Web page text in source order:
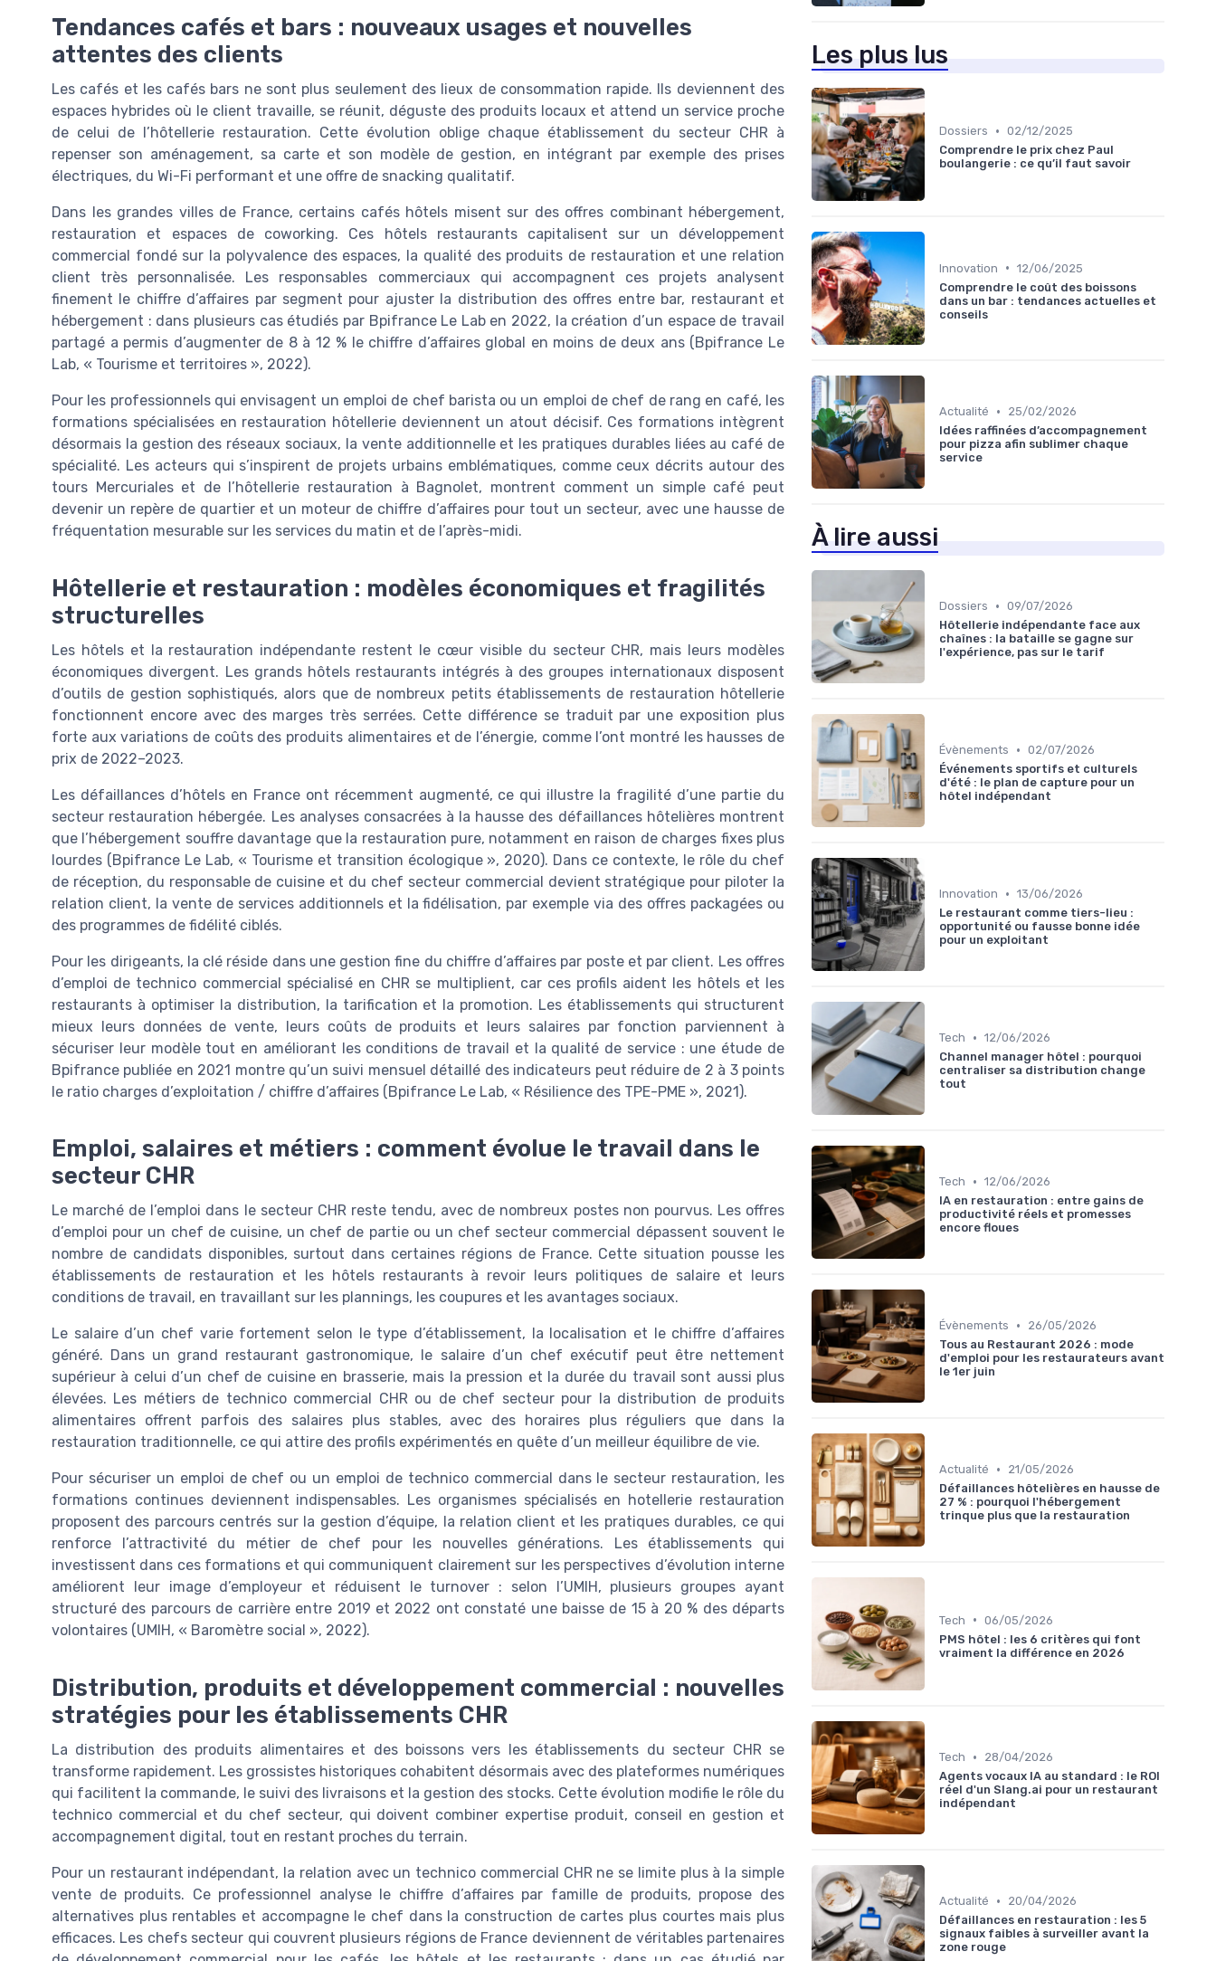
Tendances cafés et bars : nouveaux usages et nouvelles
attentes des clients
Les cafés et les cafés bars ne sont plus seulement des lieux de consommation rapide. Ils deviennent des
espaces hybrides où le client travaille, se réunit, déguste des produits locaux et attend un service proche
de celui de l’hôtellerie restauration. Cette évolution oblige chaque établissement du secteur CHR à
repenser son aménagement, sa carte et son modèle de gestion, en intégrant par exemple des prises
électriques, du Wi-Fi performant et une offre de snacking qualitatif.
Dans les grandes villes de France, certains cafés hôtels misent sur des offres combinant hébergement,
restauration et espaces de coworking. Ces hôtels restaurants capitalisent sur un développement
commercial fondé sur la polyvalence des espaces, la qualité des produits de restauration et une relation
client très personnalisée. Les responsables commerciaux qui accompagnent ces projets analysent
finement le chiffre d’affaires par segment pour ajuster la distribution des offres entre bar, restaurant et
hébergement : dans plusieurs cas étudiés par Bpifrance Le Lab en 2022, la création d’un espace de travail
partagé a permis d’augmenter de 8 à 12 % le chiffre d’affaires global en moins de deux ans (Bpifrance Le
Lab, « Tourisme et territoires », 2022).
Pour les professionnels qui envisagent un emploi de chef barista ou un emploi de chef de rang en café, les
formations spécialisées en restauration hôtellerie deviennent un atout décisif. Ces formations intègrent
désormais la gestion des réseaux sociaux, la vente additionnelle et les pratiques durables liées au café de
spécialité. Les acteurs qui s’inspirent de projets urbains emblématiques, comme ceux décrits autour des
tours Mercuriales et de l’hôtellerie restauration à Bagnolet, montrent comment un simple café peut
devenir un repère de quartier et un moteur de chiffre d’affaires pour tout un secteur, avec une hausse de
fréquentation mesurable sur les services du matin et de l’après-midi.
Hôtellerie et restauration : modèles économiques et fragilités
structurelles
Les hôtels et la restauration indépendante restent le cœur visible du secteur CHR, mais leurs modèles
économiques divergent. Les grands hôtels restaurants intégrés à des groupes internationaux disposent
d’outils de gestion sophistiqués, alors que de nombreux petits établissements de restauration hôtellerie
fonctionnent encore avec des marges très serrées. Cette différence se traduit par une exposition plus
forte aux variations de coûts des produits alimentaires et de l’énergie, comme l’ont montré les hausses de
prix de 2022–2023.
Les défaillances d’hôtels en France ont récemment augmenté, ce qui illustre la fragilité d’une partie du
secteur restauration hébergée. Les analyses consacrées à la hausse des défaillances hôtelières montrent
que l’hébergement souffre davantage que la restauration pure, notamment en raison de charges fixes plus
lourdes (Bpifrance Le Lab, « Tourisme et transition écologique », 2020). Dans ce contexte, le rôle du chef
de réception, du responsable de cuisine et du chef secteur commercial devient stratégique pour piloter la
relation client, la vente de services additionnels et la fidélisation, par exemple via des offres packagées ou
des programmes de fidélité ciblés.
Pour les dirigeants, la clé réside dans une gestion fine du chiffre d’affaires par poste et par client. Les offres
d’emploi de technico commercial spécialisé en CHR se multiplient, car ces profils aident les hôtels et les
restaurants à optimiser la distribution, la tarification et la promotion. Les établissements qui structurent
mieux leurs données de vente, leurs coûts de produits et leurs salaires par fonction parviennent à
sécuriser leur modèle tout en améliorant les conditions de travail et la qualité de service : une étude de
Bpifrance publiée en 2021 montre qu’un suivi mensuel détaillé des indicateurs peut réduire de 2 à 3 points
le ratio charges d’exploitation / chiffre d’affaires (Bpifrance Le Lab, « Résilience des TPE-PME », 2021).
Emploi, salaires et métiers : comment évolue le travail dans le
secteur CHR
Le marché de l’emploi dans le secteur CHR reste tendu, avec de nombreux postes non pourvus. Les offres
d’emploi pour un chef de cuisine, un chef de partie ou un chef secteur commercial dépassent souvent le
nombre de candidats disponibles, surtout dans certaines régions de France. Cette situation pousse les
établissements de restauration et les hôtels restaurants à revoir leurs politiques de salaire et leurs
conditions de travail, en travaillant sur les plannings, les coupures et les avantages sociaux.
Le salaire d’un chef varie fortement selon le type d’établissement, la localisation et le chiffre d’affaires
généré. Dans un grand restaurant gastronomique, le salaire d’un chef exécutif peut être nettement
supérieur à celui d’un chef de cuisine en brasserie, mais la pression et la durée du travail sont aussi plus
élevées. Les métiers de technico commercial CHR ou de chef secteur pour la distribution de produits
alimentaires offrent parfois des salaires plus stables, avec des horaires plus réguliers que dans la
restauration traditionnelle, ce qui attire des profils expérimentés en quête d’un meilleur équilibre de vie.
Pour sécuriser un emploi de chef ou un emploi de technico commercial dans le secteur restauration, les
formations continues deviennent indispensables. Les organismes spécialisés en hotellerie restauration
proposent des parcours centrés sur la gestion d’équipe, la relation client et les pratiques durables, ce qui
renforce l’attractivité du métier de chef pour les nouvelles générations. Les établissements qui
investissent dans ces formations et qui communiquent clairement sur les perspectives d’évolution interne
améliorent leur image d’employeur et réduisent le turnover : selon l’UMIH, plusieurs groupes ayant
structuré des parcours de carrière entre 2019 et 2022 ont constaté une baisse de 15 à 20 % des départs
volontaires (UMIH, « Baromètre social », 2022).
Distribution, produits et développement commercial : nouvelles
stratégies pour les établissements CHR
La distribution des produits alimentaires et des boissons vers les établissements du secteur CHR se
transforme rapidement. Les grossistes historiques cohabitent désormais avec des plateformes numériques
qui facilitent la commande, le suivi des livraisons et la gestion des stocks. Cette évolution modifie le rôle du
technico commercial et du chef secteur, qui doivent combiner expertise produit, conseil en gestion et
accompagnement digital, tout en restant proches du terrain.
Pour un restaurant indépendant, la relation avec un technico commercial CHR ne se limite plus à la simple
vente de produits. Ce professionnel analyse le chiffre d’affaires par famille de produits, propose des
alternatives plus rentables et accompagne le chef dans la construction de cartes plus courtes mais plus
efficaces. Les chefs secteur qui couvrent plusieurs régions de France deviennent de véritables partenaires
Les plus lus
Dossiers • 02/12/2025
Comprendre le prix chez Paul
boulangerie : ce qu’il faut savoir
Innovation • 12/06/2025
Comprendre le coût des boissons
dans un bar : tendances actuelles et
conseils
Actualité •
25/02/2026
Idées raffinées d’accompagnement
pour pizza afin sublimer chaque
service
À lire aussi
Dossiers • 09/07/2026
Hôtellerie indépendante face aux
chaînes : la bataille se gagne sur
l'expérience, pas sur le tarif
Évènements • 02/07/2026
Événements sportifs et culturels
d'été : le plan de capture pour un
hôtel indépendant
Innovation • 13/06/2026
Le restaurant comme tiers-lieu :
opportunité ou fausse bonne idée
pour un exploitant
Tech • 12/06/2026
Channel manager hôtel : pourquoi
centraliser sa distribution change
tout
Tech • 12/06/2026
IA en restauration : entre gains de
productivité réels et promesses
encore floues
Évènements •
26/05/2026
Tous au Restaurant 2026 : mode
d'emploi pour les restaurateurs avant
le 1er juin
Actualité •
21/05/2026
Défaillances hôtelières en hausse de
27 % : pourquoi l'hébergement
trinque plus que la restauration
Tech • 06/05/2026
PMS hôtel : les 6 critères qui font
vraiment la différence en 2026
Tech •
28/04/2026
Agents vocaux IA au standard : le ROI
réel d'un Slang.ai pour un restaurant
indépendant
Actualité •
20/04/2026
Défaillances en restauration : les 5
signaux faibles à surveiller avant la
zone rouge